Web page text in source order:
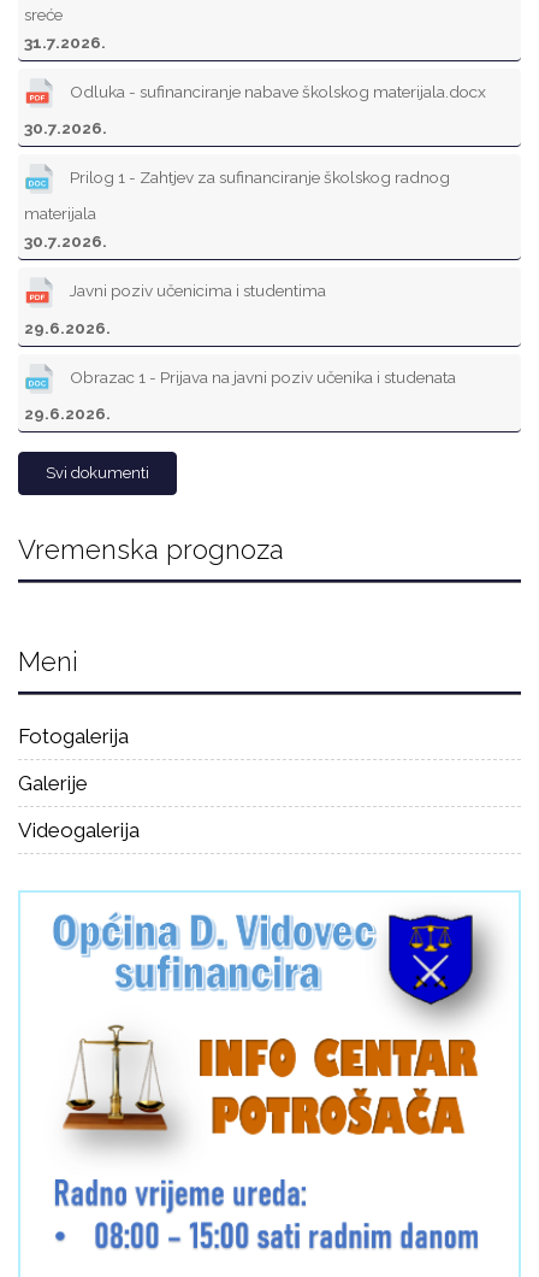
sreće
31.7.2026.
Odluka - sufinanciranje nabave školskog materijala.docx
30.7.2026.
Prilog 1 - Zahtjev za sufinanciranje školskog radnog
materijala
30.7.2026.
Javni poziv učenicima i studentima
29.6.2026.
Obrazac 1 - Prijava na javni poziv učenika i studenata
29.6.2026.
Svi dokumenti
Vremenska prognoza
Meni
Fotogalerija
Galerije
Videogalerija